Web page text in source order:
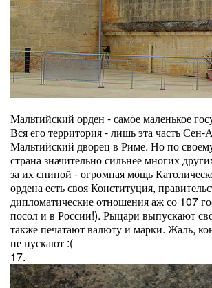
Мальтийский орден - самое маленькое
Вся его территория - лишь эта часть
Мальтийский дворец в Риме. Но по
страна значительно сильнее многих
за их спиной - огромная мощь
ордена есть своя Конституция,
дипломатические отношения аж со 107
посол и в России!). Рыцари выпускают
также печатают валюту и марки. Жаль,
не пускают :(
17.